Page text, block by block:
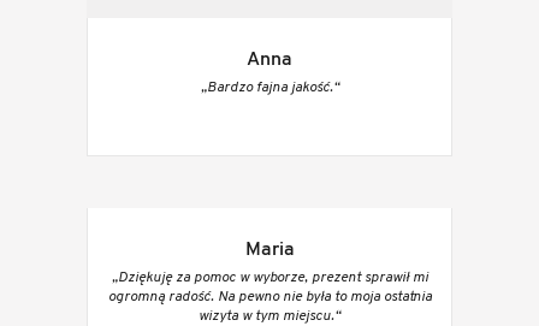
Anna
„Bardzo fajna jakość.“
Maria
„Dziękuję za pomoc w wyborze, prezent sprawił mi
ogromną radość. Na pewno nie była to moja ostatnia
wizyta w tym miejscu.“